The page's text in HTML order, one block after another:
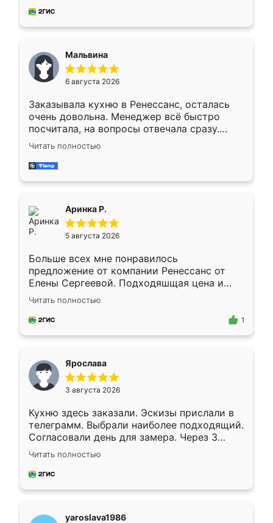
за день, ребята работали аккуратно, даже
Мальвина
6 августа 2026
Заказывала кухню в Ренессанс, осталась
очень довольна. Менеджер всё быстро
посчитала, на вопросы отвечала сразу.
Замерщик приехал в субботу, подошёл к
делу со всей ответственностью. Собрали
за день, ребята работали аккуратно, даже
Читать полностью
Аринка Р.
5 августа 2026
Больше всех мне понравилось
предложение от компании Ренессанс от
Елены Сергеевой. Подходяшщая цена и
короткие сроки изготовления. Приехавший
для замера сотрудник Владислав
предложил по моему эскизу самый
Читать полностью
1
Ярослава
3 августа 2026
Кухню здесь заказали. Эскизы прислали в
телеграмм. Выбрали наиболее подходящий.
Согласовали день для замера. Через 3
недели кухня была уже готова. Остались
довольны работой. Спасибо Ренессанс
мебель за качественную работу!
Читать полностью
yaroslava1986